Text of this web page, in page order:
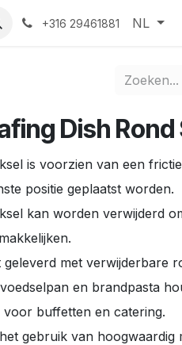
+316 29461881 NL
Dish Rond
is voorzien van een
positie geplaatst worden.
kan worden verwijderd
geleverd met verwijderbare
en brandpasta
voor buffetten en catering.
gebruik van hoogwaardig